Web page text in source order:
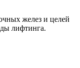
желез и целей
лифтинга.